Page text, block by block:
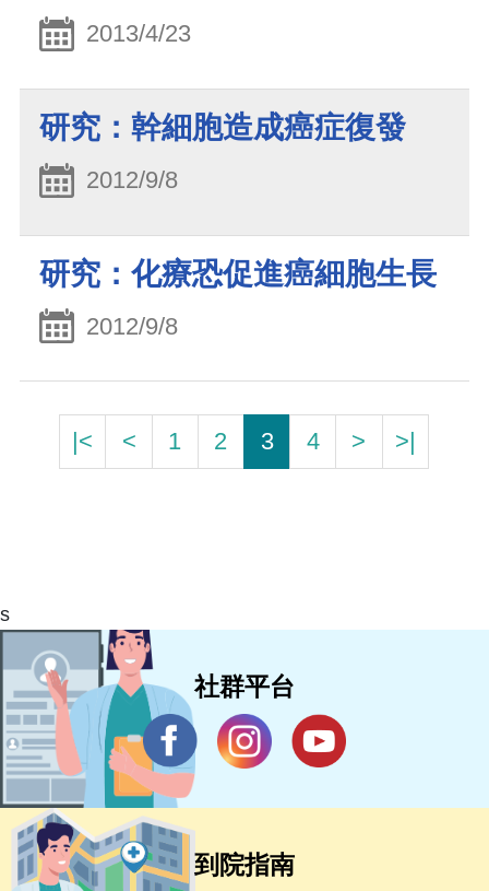
2013/4/23
研究：幹細胞造成癌症復發
2012/9/8
研究：化療恐促進癌細胞生長
2012/9/8
|< < 1 2 3 4 > >|
s
社群平台
到院指南